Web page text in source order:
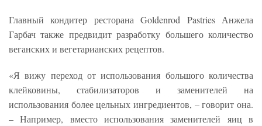
Главный кондитер ресторана Goldenrod Pastries Анжела
Гарбач также предвидит разработку большего количество
веганских и вегетарианских рецептов.
«Я вижу переход от использования большого количества
клейковины, стабилизаторов и заменителей на
использования более цельных ингредиентов, – говорит она.
– Например, вместо использования заменителей яиц в